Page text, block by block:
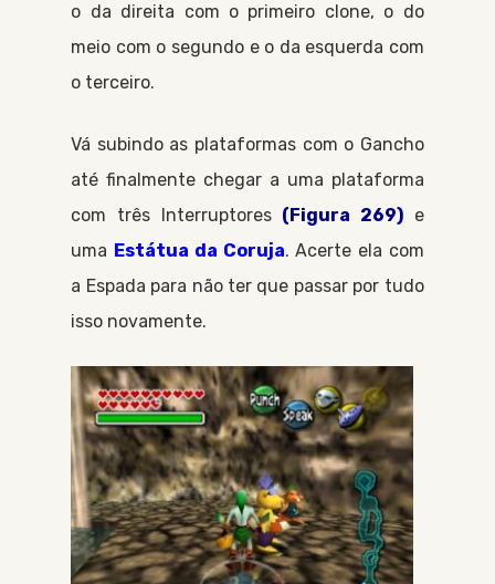
o da direita com o primeiro clone, o do
meio com o segundo e o da esquerda com
o terceiro.
Vá subindo as plataformas com o Gancho
até finalmente chegar a uma plataforma
com três Interruptores (Figura 269) e
uma Estátua da Coruja. Acerte ela com
a Espada para não ter que passar por tudo
isso novamente.